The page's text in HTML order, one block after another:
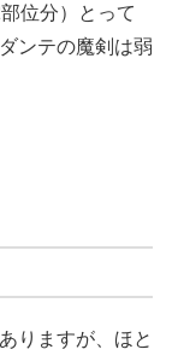
位分）とって
ンテの魔剣は弱
りますが、ほと